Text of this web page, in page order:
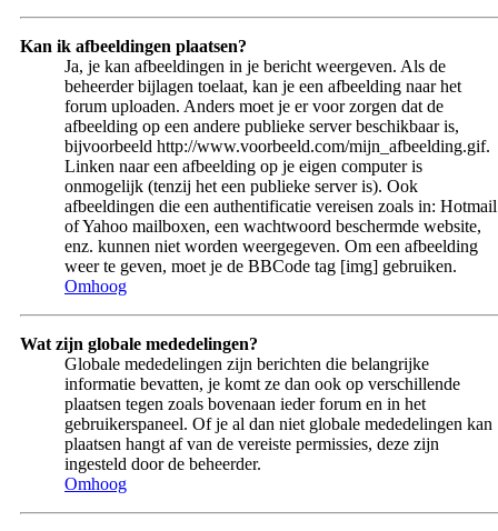
Kan ik afbeeldingen plaatsen?
Ja, je kan afbeeldingen in je bericht weergeven. Als de
beheerder bijlagen toelaat, kan je een afbeelding naar het
forum uploaden. Anders moet je er voor zorgen dat de
afbeelding op een andere publieke server beschikbaar is,
bijvoorbeeld http://www.voorbeeld.com/mijn_afbeelding.gif.
Linken naar een afbeelding op je eigen computer is
onmogelijk (tenzij het een publieke server is). Ook
afbeeldingen die een authentificatie vereisen zoals in: Hotmail
of Yahoo mailboxen, een wachtwoord beschermde website,
enz. kunnen niet worden weergegeven. Om een afbeelding
weer te geven, moet je de BBCode tag [img] gebruiken.
Omhoog
Wat zijn globale mededelingen?
Globale mededelingen zijn berichten die belangrijke
informatie bevatten, je komt ze dan ook op verschillende
plaatsen tegen zoals bovenaan ieder forum en in het
gebruikerspaneel. Of je al dan niet globale mededelingen kan
plaatsen hangt af van de vereiste permissies, deze zijn
ingesteld door de beheerder.
Omhoog